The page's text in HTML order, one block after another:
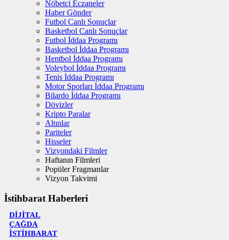
Nöbetçi Eczaneler
Haber Gönder
Futbol Canlı Sonuçlar
Basketbol Canlı Sonuçlar
Futbol İddaa Programı
Basketbol İddaa Programı
Hentbol İddaa Programı
Voleybol İddaa Programı
Tenis İddaa Programı
Motor Sporları İddaa Programı
Bilardo İddaa Programı
Dövizler
Kripto Paralar
Altınlar
Pariteler
Hisseler
Vizyondaki Filmler
Haftanın Filmleri
Popüler Fragmanlar
Vizyon Takvimi
İstihbarat Haberleri
DİJİTAL
ÇAĞDA
İSTİHBARAT